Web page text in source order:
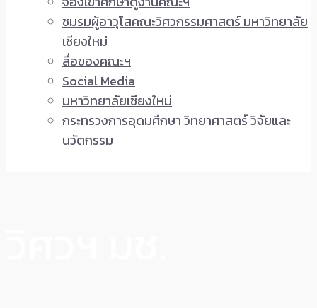
ชมรมผู้อาวุโสคณะวิศวกรรมศาสตร์ มหาวิทยาลัย
เชียงใหม่
สื่อของคณะฯ
Social Media
มหาวิทยาลัยเชียงใหม่
กระทรวงการอุดมศึกษา วิทยาศาสตร์ วิจัยและ
นวัตกรรม